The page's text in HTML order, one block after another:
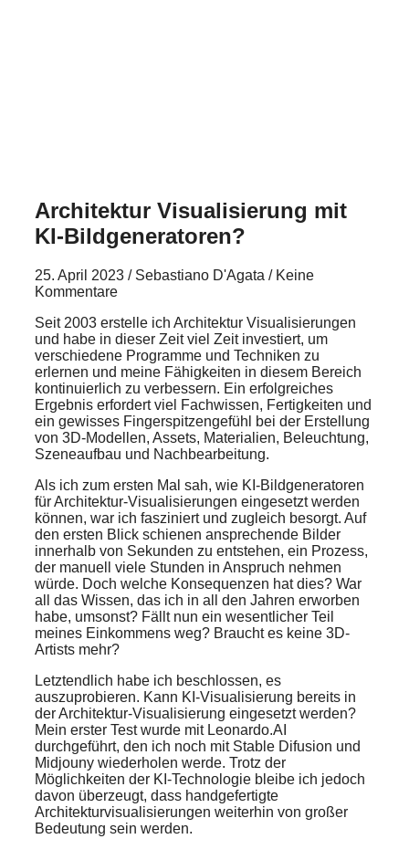
Architektur Visualisierung mit
KI-Bildgeneratoren?
25. April 2023 / Sebastiano D'Agata / Keine
Kommentare
Seit 2003 erstelle ich Architektur Visualisierungen
und habe in dieser Zeit viel Zeit investiert, um
verschiedene Programme und Techniken zu
erlernen und meine Fähigkeiten in diesem Bereich
kontinuierlich zu verbessern. Ein erfolgreiches
Ergebnis erfordert viel Fachwissen, Fertigkeiten und
ein gewisses Fingerspitzengefühl bei der Erstellung
von 3D-Modellen, Assets, Materialien, Beleuchtung,
Szeneaufbau und Nachbearbeitung.
Als ich zum ersten Mal sah, wie KI-Bildgeneratoren
für Architektur-Visualisierungen eingesetzt werden
können, war ich fasziniert und zugleich besorgt. Auf
den ersten Blick schienen ansprechende Bilder
innerhalb von Sekunden zu entstehen, ein Prozess,
der manuell viele Stunden in Anspruch nehmen
würde. Doch welche Konsequenzen hat dies? War
all das Wissen, das ich in all den Jahren erworben
habe, umsonst? Fällt nun ein wesentlicher Teil
meines Einkommens weg? Braucht es keine 3D-
Artists mehr?
Letztendlich habe ich beschlossen, es
auszuprobieren. Kann KI-Visualisierung bereits in
der Architektur-Visualisierung eingesetzt werden?
Mein erster Test wurde mit Leonardo.AI
durchgeführt, den ich noch mit Stable Difusion und
Midjouny wiederholen werde. Trotz der
Möglichkeiten der KI-Technologie bleibe ich jedoch
davon überzeugt, dass handgefertigte
Architekturvisualisierungen weiterhin von großer
Bedeutung sein werden.